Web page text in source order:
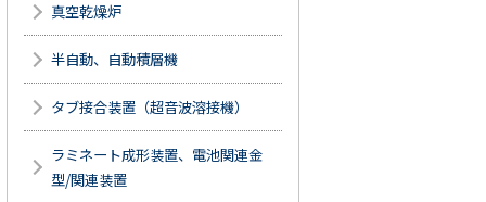
真空乾燥炉
半自動、自動積層機
タブ接合装置（超音波溶接機）
ラミネート成形装置、電池関連金
型/関連装置